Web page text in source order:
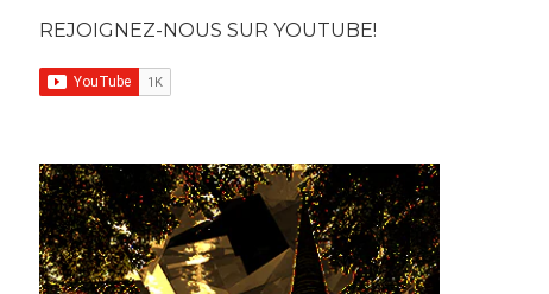
REJOIGNEZ-NOUS SUR YOUTUBE!